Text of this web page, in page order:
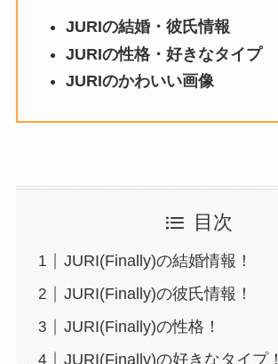
JURIの結婚・彼氏情報
JURIの性格・好きなタイプ
JURIのかわいい画像
目次
JURI(Finally)の結婚情報！
JURI(Finally)の彼氏情報！
JURI(Finally)の性格！
JURI(Finally)の好きなタイプ！